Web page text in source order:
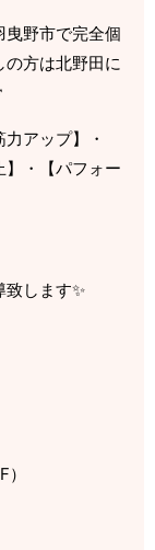
野市で完全個
方は北野田に
アップ】・
】・【パフォー
致します✨
）